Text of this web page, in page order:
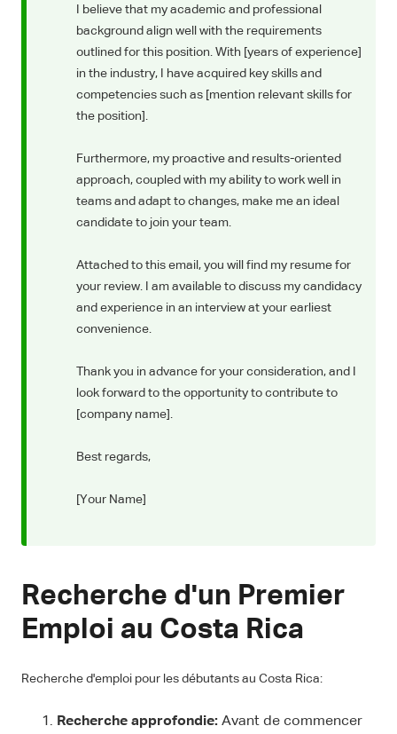
I believe that my academic and professional
background align well with the requirements
outlined for this position. With [years of experience]
in the industry, I have acquired key skills and
competencies such as [mention relevant skills for
the position].
Furthermore, my proactive and results-oriented
approach, coupled with my ability to work well in
teams and adapt to changes, make me an ideal
candidate to join your team.
Attached to this email, you will find my resume for
your review. I am available to discuss my candidacy
and experience in an interview at your earliest
convenience.
Thank you in advance for your consideration, and I
look forward to the opportunity to contribute to
[company name].
Best regards,
[Your Name]
Recherche d'un Premier
Emploi au Costa Rica
Recherche d'emploi pour les débutants au Costa Rica:
Recherche approfondie: Avant de commencer